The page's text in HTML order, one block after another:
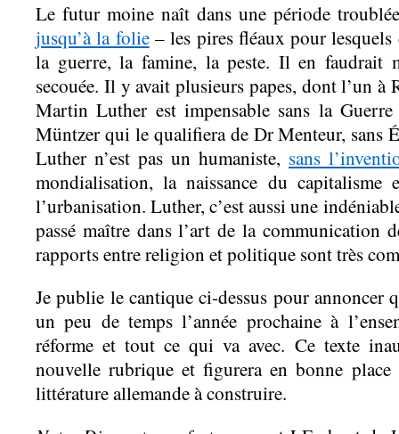
Le futur moine naît dans une période
jusqu’à la folie– les pires fléaux pour
la guerre, la famine, la peste. Il en
secouée. Il y avait plusieurs papes, dont l’un à
Martin Luther est impensable sans la Guerre
Müntzer qui le qualifiera de Dr Menteur, sans
Luther n’est pas un humaniste, sans
mondialisation, la naissance du capitalisme
l’urbanisation. Luther, c’est aussi une
passé maître dans l’art de la communication
rapports entre religion et politique sont très
Je publie le cantique ci-dessus pour annoncer
un peu de temps l’année prochaine à
réforme et tout ce qui va avec. Ce texte
nouvelle rubrique et figurera en bonne
littérature allemande à construire.